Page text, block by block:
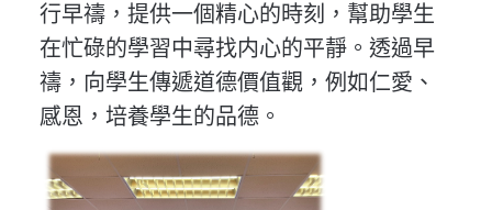
行早禱，提供一個精心的時刻，幫助學生
在忙碌的學習中尋找内心的平靜。透過早
禱，向學生傳遞道德價值觀，例如仁愛、
感恩，培養學生的品德。